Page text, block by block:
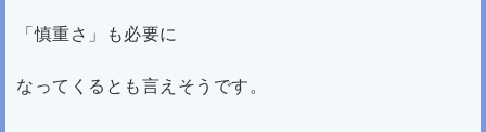
「慎重さ」も必要に
なってくるとも言えそうです。